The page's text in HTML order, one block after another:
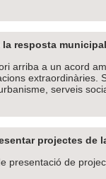
la resposta
arriba a un acord
extraordinàries.
serveis
projectes de
presentació de